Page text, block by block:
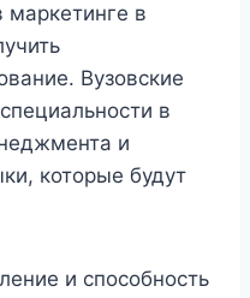
в
Вузовские
в
и
которые будут
и способность